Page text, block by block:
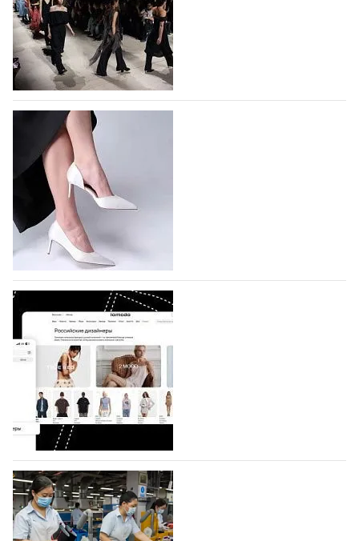
На участие в Московской неделе моды
подано 1047 заявок
На участие в седьмой Московской неделе моды,
которая пройдет в российской столице с 26 сентября
по 1 октября, уже подано 1047 заявок. Примерно
половину из них (494) прислали дизайнеры,
коллекции которых не были представлены в…
07.08.2026 634
BALLINA представит свои новинки на Euro
Shoes
Компания BALLINA Guangzhou Lihuang Footwear
Co., Ltd., основанная в 2011 году и расположенная в
Гуанчжоу, столице моды Китая, является
профессиональной обувной компанией,
объединяющей разработку, производство и…
07.08.2026 493
На платформе Lamoda - новый раздел и
условия продвижения локальных
дизайнерских марок